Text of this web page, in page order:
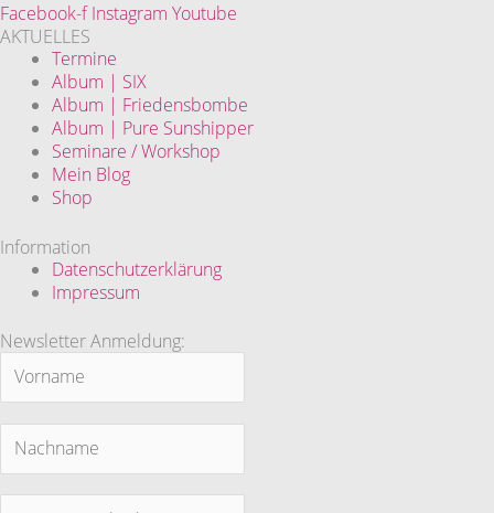
Facebook-f Instagram Youtube
AKTUELLES
Termine
Album | SIX
Album | Friedensbombe
Album | Pure Sunshipper
Seminare / Workshop
Mein Blog
Shop
Information
Datenschutzerklärung
Impressum
Newsletter Anmeldung: